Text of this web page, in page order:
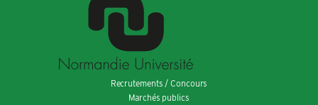
Recrutements / Concours
Marchés publics